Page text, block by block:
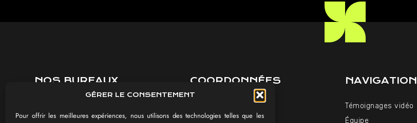
GÉRER LE CONSENTEMENT
Pour offrir les meilleures expériences, nous utilisons des technologies telles que les
NOS BUREAUX
51430 BEZANNES
COORDONNÉES
contact@impaakt.fr
NAVIGATION
Témoignages vidéo
Équipe